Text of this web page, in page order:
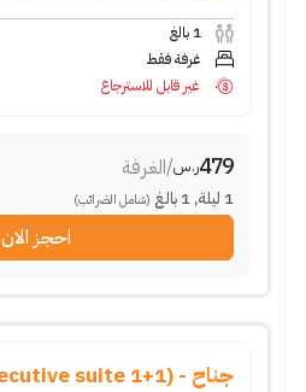
1 بالغ
غرفة فقط
غير قابل للاسترجاع
479ر.س/الغرفة
1 ليلة,
1 بالغ (شامل الضرائب)
احجز الان
جناح - (1+1 executive suite)